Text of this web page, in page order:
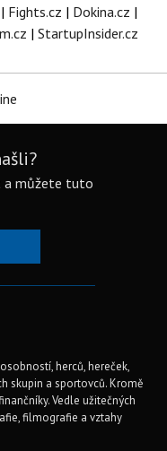
| Fights.cz | Dokina.cz |
| StartupInsider.cz
a můžete tuto
herců, hereček,
skupin a sportovců. Kromě
Vedle užitečných
filmografie a vztahy